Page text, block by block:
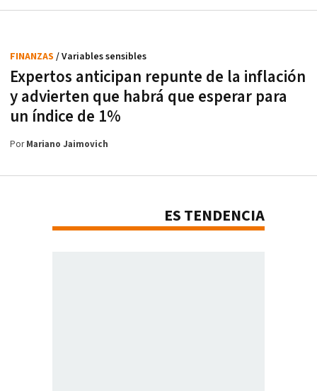
Expertos anticipan repunte de la inflación
y advierten que habrá que esperar para
un índice de 1%
FINANZAS / Variables sensibles
PorMariano Jaimovich
ES TENDENCIA